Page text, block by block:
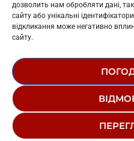
дозволить нам обробляти дані,
сайту або унікальні
відкликання може негативно
сайту.
© 1995-2026 РК
РЕДАКЦІЙНИЙ СТАТУТ
СТРУКТУРА ВЛАСНОСТІ